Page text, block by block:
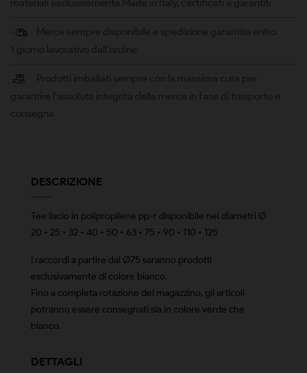
DESCRIZIONE
Tee liscio in polipropilene pp-r disponibile nei diametri Ø
20 • 25 • 32 • 40 • 50 • 63 • 75 • 90 • 110 • 125
I raccordi a partire dal Ø75 saranno prodotti
esclusivamente di colore bianco.
Fino a completa rotazione del magazzino, gli articoli
potranno essere consegnati sia in colore verde che
bianco.
DETTAGLI